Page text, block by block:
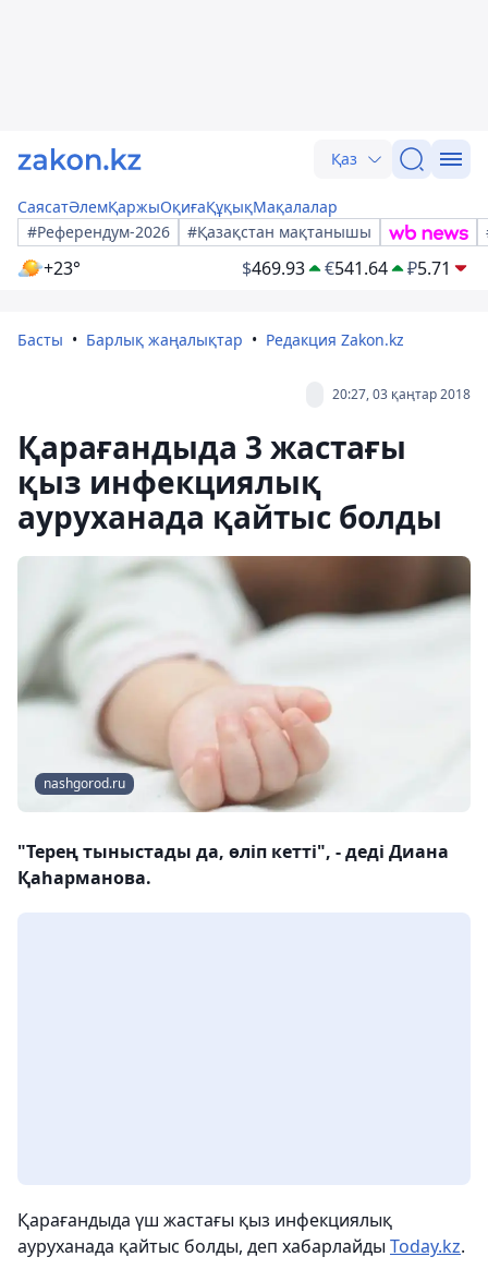
Қаз
СаясатӘлемҚаржыОқиғаҚұқықМақалалар
#Референдум-2026
#Қазақстан мақтанышы
+23° $469.93 €541.64 ₽5.71
Басты Барлық жаңалықтар Редакция Zakon.kz
20:27, 03 қаңтар 2018
Қарағандыда 3 жастағы
қыз инфекциялық
ауруханада қайтыс болды
nashgorod.ru
"Терең тыныстады да, өліп кетті", - деді Диана
Қаһарманова.
Қарағандыда үш жастағы қыз инфекциялық
ауруханада қайтыс болды, деп хабарлайды Today.kz.